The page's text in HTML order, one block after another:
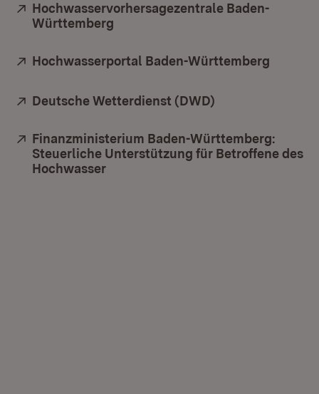
Extern:
Hochwasservorhersagezentrale Baden-
Württemberg
Extern:
Hochwasserportal Baden-Württemberg
Extern:
Deutsche Wetterdienst (DWD)
Extern:
Finanzministerium Baden-Württemberg:
Steuerliche Unterstützung für Betroffene des
Hochwasser